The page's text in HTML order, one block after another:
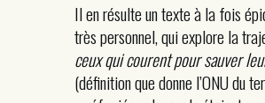
Il en résulte un texte à la fois
très personnel, qui explore la
ceux qui courent pour sauver
(définition que donne l’ONU du